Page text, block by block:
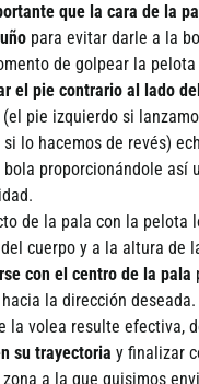
que la cara de la
para evitar darle a la
de golpear la
el pie contrario al lado
(el pie izquierdo si
si lo hacemos de revés)
proporcionándole así­
de la pala con la pelota
cuerpo y a la altura de
con el centro de la pala
la dirección deseada.
la volea resulte efectiva,
su trayectoria y finalizar
a la que quisimos